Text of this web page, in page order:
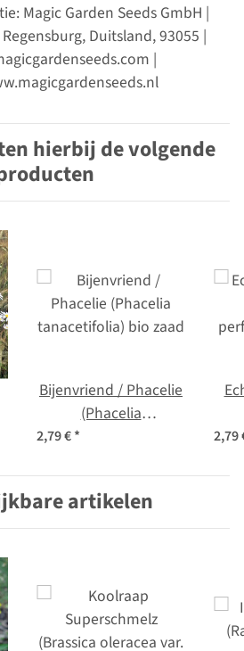
Magic Garden Seeds GmbH |
Duitsland, 93055 |
|
hierbij de volgende
Bijenvriend / Phacelie
(Phacelia
tanacetifolia) bio zaad
2,79 €* 2,79
artikelen